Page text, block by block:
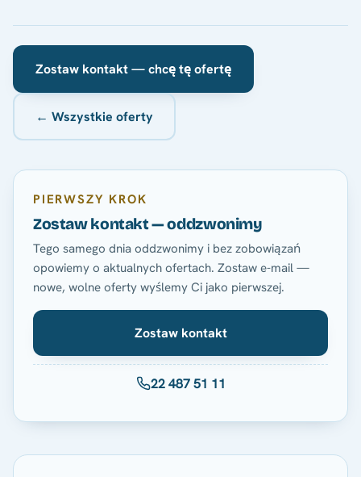
Zostaw kontakt — chcę tę ofertę
← Wszystkie oferty
PIERWSZY KROK
Zostaw kontakt — oddzwonimy
Tego samego dnia oddzwonimy i bez zobowiązań
opowiemy o aktualnych ofertach. Zostaw e-mail —
nowe, wolne oferty wyślemy Ci jako pierwszej.
Zostaw kontakt
22 487 51 11